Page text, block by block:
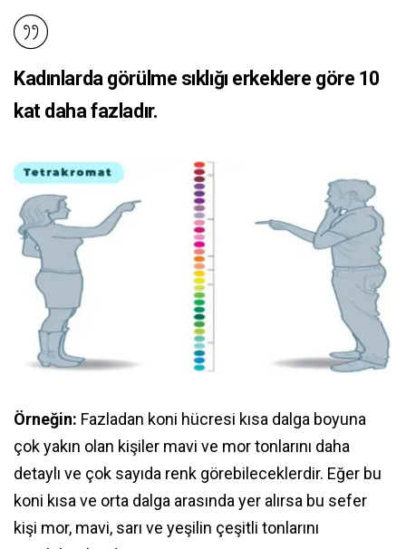
Kadınlarda görülme sıklığı erkeklere göre 10
kat daha fazladır.
Örneğin: Fazladan koni hücresi kısa dalga boyuna
çok yakın olan kişiler mavi ve mor tonlarını daha
detaylı ve çok sayıda renk görebileceklerdir. Eğer bu
koni kısa ve orta dalga arasında yer alırsa bu sefer
kişi mor, mavi, sarı ve yeşilin çeşitli tonlarını